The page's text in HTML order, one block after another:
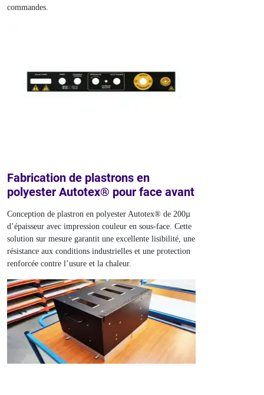
commandes.
Fabrication de plastrons en
polyester Autotex® pour face avant
Conception de plastron en polyester Autotex® de 200µ
d’épaisseur avec impression couleur en sous-face. Cette
solution sur mesure garantit une excellente lisibilité, une
résistance aux conditions industrielles et une protection
renforcée contre l’usure et la chaleur.